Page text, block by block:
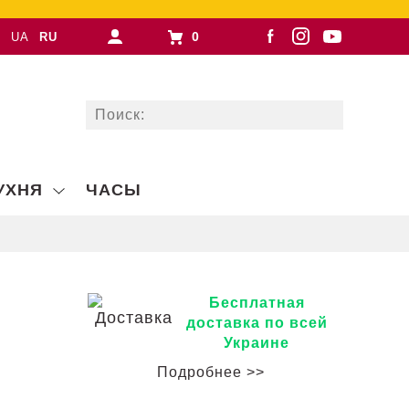
UA RU 0
ЧАСЫ
Бесплатная
доставка по всей
Украине
Подробнее >>